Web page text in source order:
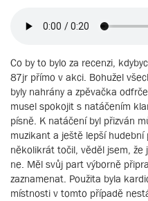
Co by to bylo za recenzi,
87jr přímo v akci. Bohužel
byly nahrány a zpěvačka
musel spokojit s natáčením
písně. K natáčení byl přizván
muzikant a ještě lepší hudební
několikrát točil, věděl jsem, že
ne. Měl svůj part výborně
zaznamenat. Použita byla
místnosti v tomto případě